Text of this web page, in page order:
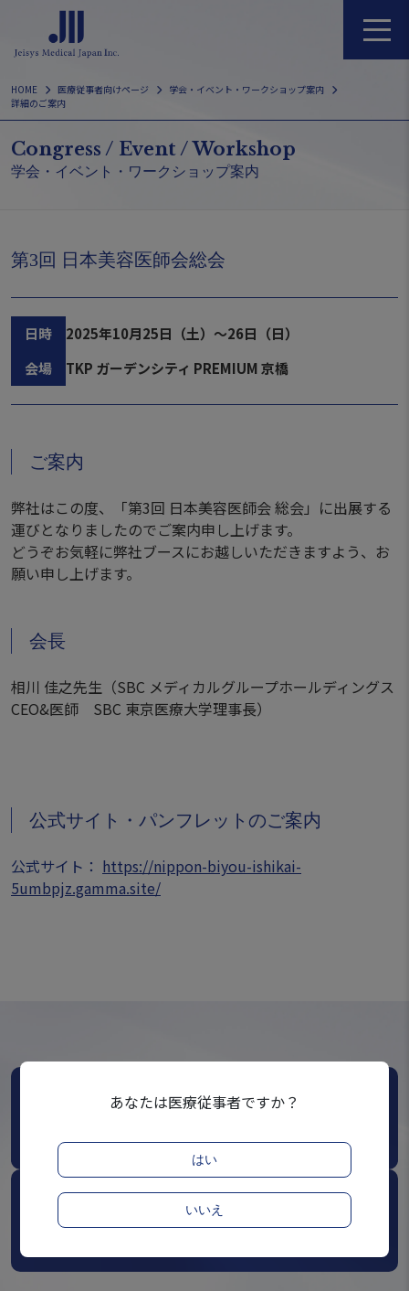
content
HOME 医療従事者向けページ
学会・イベント・ワークショップ案内
詳細のご案内
Congress / Event / Workshop
学会・イベント・ワークショップ案内
第3回 日本美容医師会総会
日時
2025年10月25日（土）～26日（日）
会場
TKP ガーデンシティ PREMIUM 京橋
ご案内
弊社はこの度、「第3回 日本美容医師会 総会」に出展する
運びとなりましたのでご案内申し上げます。
どうぞお気軽に弊社ブースにお越しいただきますよう、お
願い申し上げます。
会長
相川 佳之先生（SBC メディカルグループホールディングス
CEO&医師 SBC 東京医療大学理事長）
公式サイト・パンフレットのご案内
公式サイト： https://nippon-biyou-ishikai-
5umbpjz.gamma.site/
Congress / Event / Workshop
学会・イベント・ワークショップ案内
あなたは医療従事者ですか？
はい
いいえ